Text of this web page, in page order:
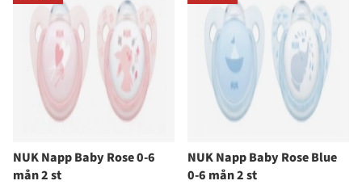
NUK Napp Baby Rose 0-6
mån 2 st
NUK Napp Baby Rose Blue
0-6 mån 2 st